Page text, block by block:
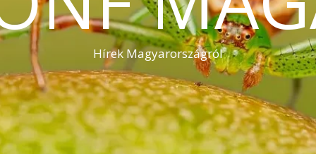
Hírek Magyarországról